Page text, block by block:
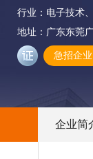
行业： 电子技术
地址： 广东东莞
急招企业
企业简